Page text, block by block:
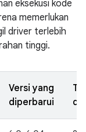
eksekusi kode
memerlukan
driver terlebih
tinggi.
Versi yang
diperbarui